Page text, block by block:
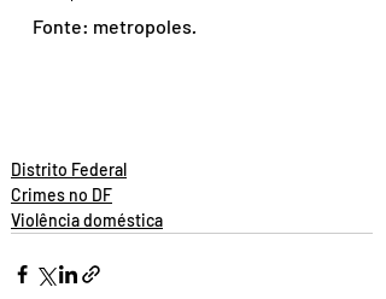
Fonte: metropoles.
Distrito Federal
Crimes no DF
Violência doméstica